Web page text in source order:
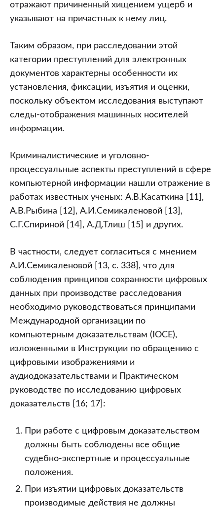
отражают причиненный хищением ущерб и
указывают на причастных к нему лиц.
Таким образом, при расследовании этой
категории преступлений для электронных
документов характерны особенности их
установления, фиксации, изъятия и оценки,
поскольку объектом исследования выступают
следы-отображения машинных носителей
информации.
Криминалистические и уголовно-
процессуальные аспекты преступлений в сфере
компьютерной информации нашли отражение в
работах известных ученых: А.В.Касаткина [11],
А.В.Рыбина [12], А.И.Семикаленовой [13],
С.Г.Спириной [14], А.Д.Тлиш [15] и других.
В частности, следует согласиться с мнением
А.И.Семикаленовой [13, с. 338], что для
соблюдения принципов сохранности цифровых
данных при производстве расследования
необходимо руководствоваться принципами
Международной организации по
компьютерным доказательствам (IOCE),
изложенными в Инструкции по обращению с
цифровыми изображениями и
аудиодоказательствами и Практическом
руководстве по исследованию цифровых
доказательств [16; 17]:
При работе с цифровым доказательством
должны быть соблюдены все общие
судебно-экспертные и процессуальные
положения.
При изъятии цифровых доказательств
производимые действия не должны